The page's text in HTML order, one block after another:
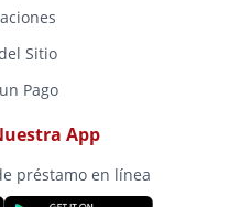
Sitio
Pago
App
préstamo en línea